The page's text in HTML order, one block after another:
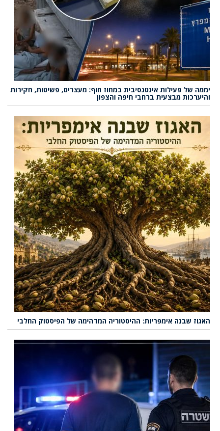
יממה של פעילות אינטנסיבית במחוז חוף: מעצרים, פשיטות, חקירות
והיערכות מבצעית ברחבי חיפה והצפון
האגוז שבנה אימפריות: ההיסטוריה המדהימה של הפיסטוק החלבי